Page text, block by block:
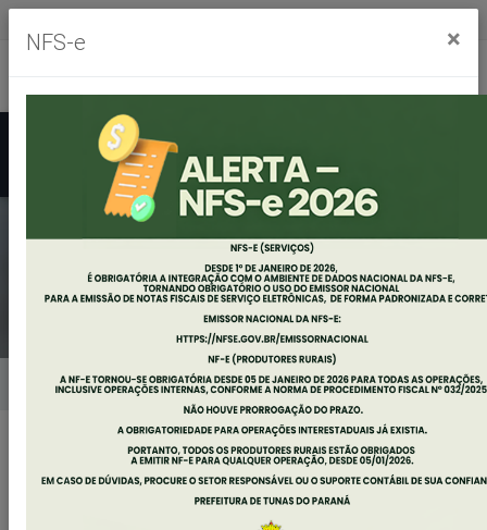
DECRETO 102/2022
Home Notícias
Publicado em: 30/03/2022 16:31 | Fonte/Agência:
Secretaria de Saúde de Tunas do Paraná
NFS-e ×